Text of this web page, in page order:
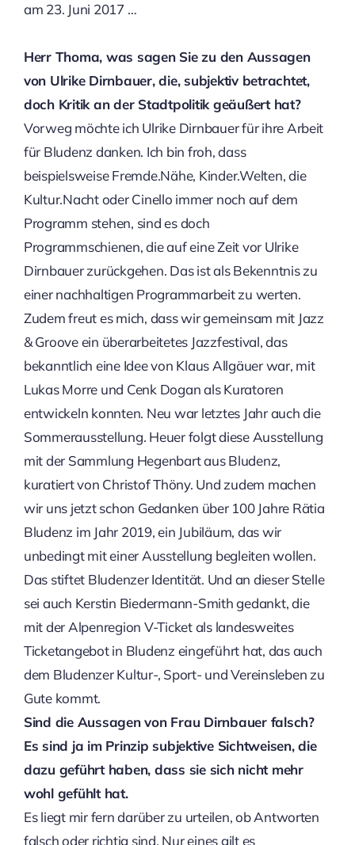
am 23. Juni 2017 …
Herr Thoma, was sagen Sie zu den Aussagen
von Ulrike Dirnbauer, die, subjektiv betrachtet,
doch Kritik an der Stadtpolitik geäußert hat?
Vorweg möchte ich Ulrike Dirnbauer für ihre Arbeit
für Bludenz danken. Ich bin froh, dass
beispielsweise Fremde.Nähe, Kinder.Welten, die
Kultur.Nacht oder Cinello immer noch auf dem
Programm stehen, sind es doch
Programmschienen, die auf eine Zeit vor Ulrike
Dirnbauer zurückgehen. Das ist als Bekenntnis zu
einer nachhaltigen Programmarbeit zu werten.
Zudem freut es mich, dass wir gemeinsam mit Jazz
& Groove ein überarbeitetes Jazzfestival, das
bekanntlich eine Idee von Klaus Allgäuer war, mit
Lukas Morre und Cenk Dogan als Kuratoren
entwickeln konnten. Neu war letztes Jahr auch die
Sommerausstellung. Heuer folgt diese Ausstellung
mit der Sammlung Hegenbart aus Bludenz,
kuratiert von Christof Thöny. Und zudem machen
wir uns jetzt schon Gedanken über 100 Jahre Rätia
Bludenz im Jahr 2019, ein Jubiläum, das wir
unbedingt mit einer Ausstellung begleiten wollen.
Das stiftet Bludenzer Identität. Und an dieser Stelle
sei auch Kerstin Biedermann-Smith gedankt, die
mit der Alpenregion V-Ticket als landesweites
Ticketangebot in Bludenz eingeführt hat, das auch
dem Bludenzer Kultur-, Sport- und Vereinsleben zu
Gute kommt.
Sind die Aussagen von Frau Dirnbauer falsch?
Es sind ja im Prinzip subjektive Sichtweisen, die
dazu geführt haben, dass sie sich nicht mehr
wohl gefühlt hat.
Es liegt mir fern darüber zu urteilen, ob Antworten
falsch oder richtig sind. Nur eines gilt es